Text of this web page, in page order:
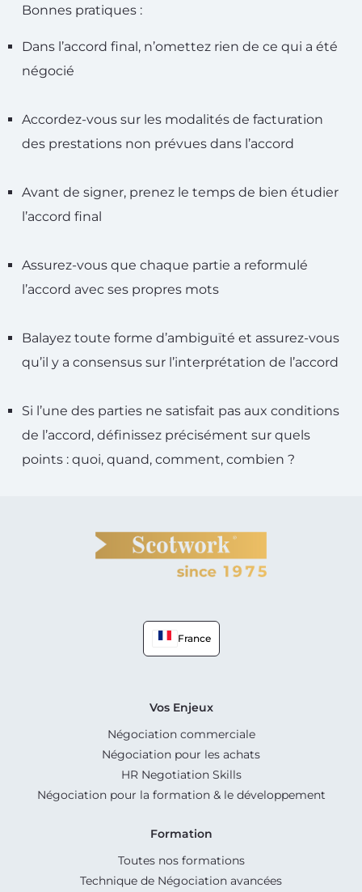
Bonnes pratiques :
Dans l’accord final, n’omettez rien de ce qui a été
négocié
Accordez-vous sur les modalités de facturation
des prestations non prévues dans l’accord
Avant de signer, prenez le temps de bien étudier
l’accord final
Assurez-vous que chaque partie a reformulé
l’accord avec ses propres mots
Balayez toute forme d’ambiguïté et assurez-vous
qu’il y a consensus sur l’interprétation de l’accord
Si l’une des parties ne satisfait pas aux conditions
de l’accord, définissez précisément sur quels
points : quoi, quand, comment, combien ?
France
Vos Enjeux
Négociation commerciale
Négociation pour les achats
HR Negotiation Skills
Négociation pour la formation & le développement
Formation
Toutes nos formations
Technique de Négociation avancées